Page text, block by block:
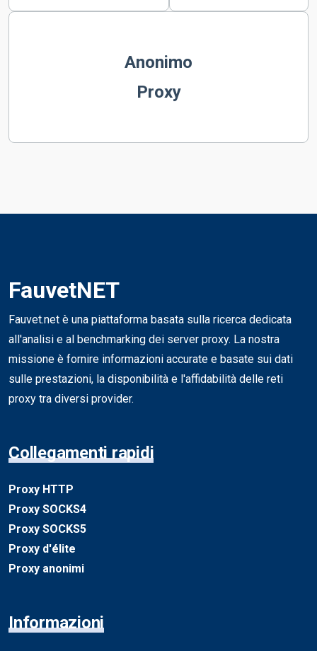
Anonimo
Proxy
FauvetNET
Fauvet.net è una piattaforma basata sulla ricerca dedicata
all'analisi e al benchmarking dei server proxy. La nostra
missione è fornire informazioni accurate e basate sui dati
sulle prestazioni, la disponibilità e l'affidabilità delle reti
proxy tra diversi provider.
Collegamenti rapidi
Proxy HTTP
Proxy SOCKS4
Proxy SOCKS5
Proxy d'élite
Proxy anonimi
Informazioni